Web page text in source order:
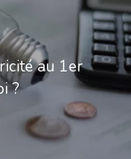
au 1er
?